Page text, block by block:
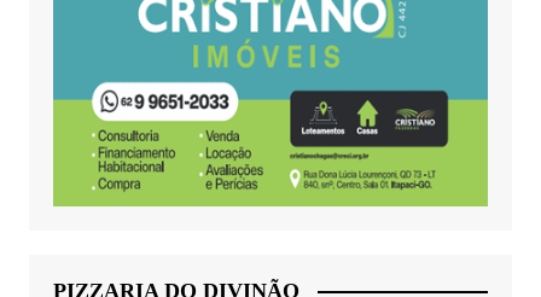
PIZZARIA DO DIVINÃO